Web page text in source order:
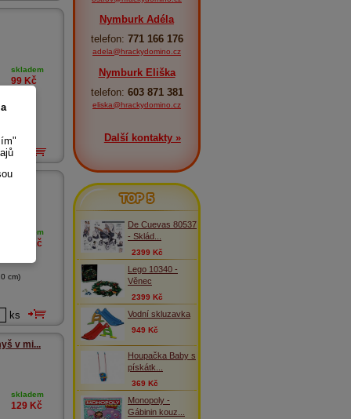
skladem
99 Kč
ks
skladem
Kč
cm)
ks
v mi...
skladem
129 Kč
Nymburk Adéla
telefon: 771 166 176
adela@hrackydomino.cz
Nymburk Eliška
telefon: 603 871 381
eliska@hrackydomino.cz
Další kontakty »
TOP 5
De Cuevas 80537
- Sklád...
2399 Kč
Lego 10340 -
Věnec
2399 Kč
Vodní skluzavka
949 Kč
Houpačka Baby s
pískátk...
369 Kč
Monopoly -
Gábinin kouz...